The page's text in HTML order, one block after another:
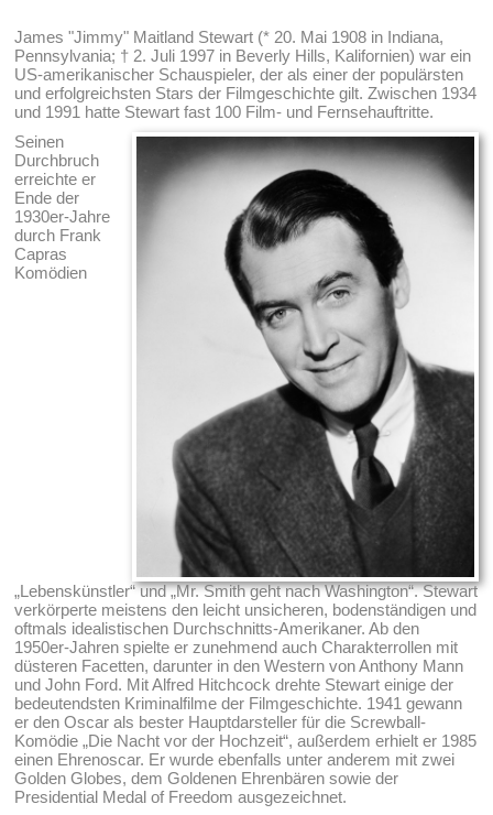
James "Jimmy" Maitland Stewart (* 20. Mai 1908 in Indiana,
Pennsylvania; † 2. Juli 1997 in Beverly Hills, Kalifornien) war ein
US-amerikanischer Schauspieler, der als einer der populärsten
und erfolgreichsten Stars der Filmgeschichte gilt. Zwischen 1934
und 1991 hatte Stewart fast 100 Film- und Fernsehauftritte.
Seinen
Durchbruch
erreichte er
Ende der
1930er-Jahre
durch Frank
Capras
Komödien
„Lebenskünstler“ und „Mr. Smith geht nach Washington“. Stewart
verkörperte meistens den leicht unsicheren, bodenständigen und
oftmals idealistischen Durchschnitts-Amerikaner. Ab den
1950er-Jahren spielte er zunehmend auch Charakterrollen mit
düsteren Facetten, darunter in den Western von Anthony Mann
und John Ford. Mit Alfred Hitchcock drehte Stewart einige der
bedeutendsten Kriminalfilme der Filmgeschichte. 1941 gewann
er den Oscar als bester Hauptdarsteller für die Screwball-
Komödie „Die Nacht vor der Hochzeit“, außerdem erhielt er 1985
einen Ehrenoscar. Er wurde ebenfalls unter anderem mit zwei
Golden Globes, dem Goldenen Ehrenbären sowie der
Presidential Medal of Freedom ausgezeichnet.